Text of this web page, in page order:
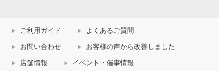
ご利用ガイド よくあるご質問
お問い合わせ お客様の声から改善しました
店舗情報 イベント・催事情報